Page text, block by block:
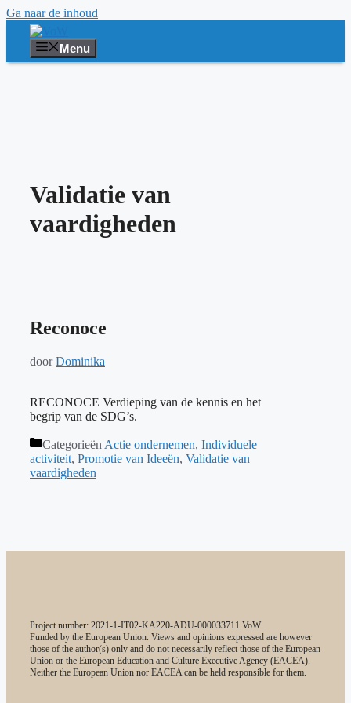
Ga naar de inhoud
Menu
Validatie van
vaardigheden
Reconoce
doorDominika
RECONOCE Verdieping van de kennis en het
begrip van de SDG’s.
Categorieën Actie ondernemen, Individuele
activiteit, Promotie van Ideeën, Validatie van
vaardigheden
Project number: 2021-1-IT02-KA220-ADU-000033711 VoW
Funded by the European Union. Views and opinions expressed are however
those of the author(s) only and do not necessarily reflect those of the European
Union or the European Education and Culture Executive Agency (EACEA).
Neither the European Union nor EACEA can be held responsible for them.